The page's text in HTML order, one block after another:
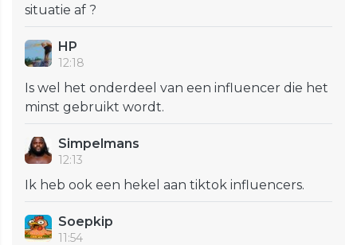
situatie af ?
HP
12:18
Is wel het onderdeel van een influencer die het
minst gebruikt wordt.
Simpelmans
12:13
Ik heb ook een hekel aan tiktok influencers.
Soepkip
11:54